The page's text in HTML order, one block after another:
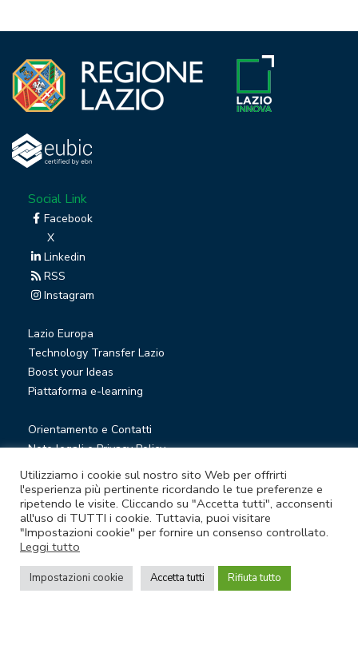
Social Link
Facebook
X
Linkedin
RSS
Instagram
Lazio Europa
Technology Transfer Lazio
Boost your Ideas
Piattaforma e-learning
Orientamento e Contatti
Note legali e Privacy Policy
Privacy Newsletter
Società trasparente
Whistleblowing
© Lazio Innova S.p.A. società soggetta a direzione e
coordinamento della Regione Lazio
Sede legale Via Marco Aurelio 26 A - 00184 Roma
Utilizziamo i cookie sul nostro sito Web per offrirti
l'esperienza più pertinente ricordando le tue preferenze e
ripetendo le visite. Cliccando su "Accetta tutti", acconsenti
all'uso di TUTTI i cookie. Tuttavia, puoi visitare
"Impostazioni cookie" per fornire un consenso controllato.
Leggi tutto
Impostazioni cookie Accetta tutti Rifiuta tutto